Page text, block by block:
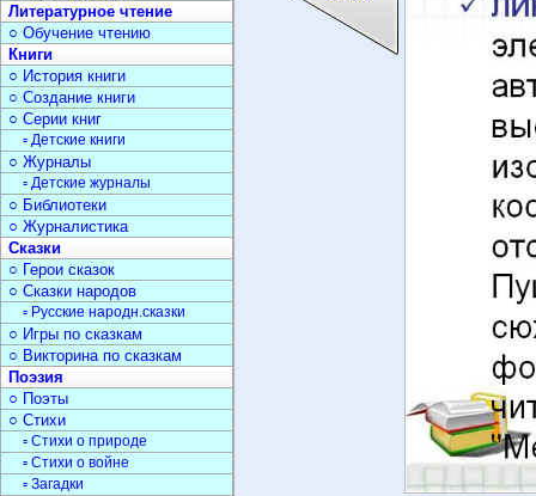
Литературное чтение
○ Обучение чтению
Книги
○ История книги
○ Создание книги
○ Серии книг
▫ Детские книги
○ Журналы
▫ Детские журналы
○ Библиотеки
○ Журналистика
Сказки
○ Герои сказок
○ Сказки народов
▫ Русские народн.сказки
○ Игры по сказкам
○ Викторина по сказкам
Поэзия
○ Поэты
○ Стихи
▫ Стихи о природе
▫ Стихи о войне
▫ Загадки